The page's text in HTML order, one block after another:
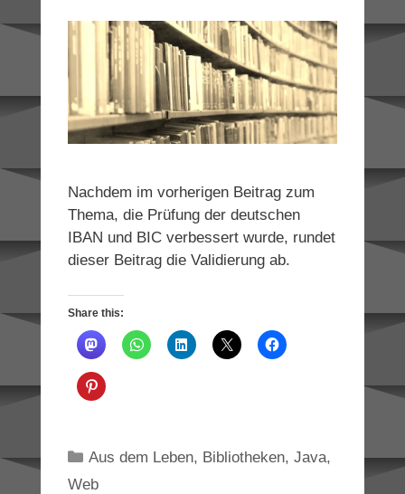
Nachdem im vorherigen Beitrag zum
Thema, die Prüfung der deutschen
IBAN und BIC verbessert wurde, rundet
dieser Beitrag die Validierung ab.
Share this:
Categories
Aus dem Leben, Bibliotheken, Java,
Web